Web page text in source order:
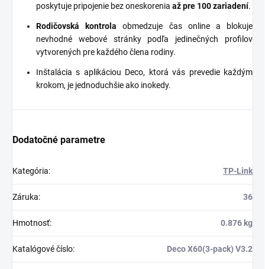
poskytuje pripojenie bez oneskorenia až pre 100 zariadení.
Rodičovská kontrolaobmedzuje čas online a blokuje
nevhodné webové stránky podľa jedinečných profilov
vytvorených pre každého člena rodiny.
Inštalácia s aplikáciou Deco, ktorá vás prevedie každým
krokom, je jednoduchšie ako inokedy.
Dodatočné parametre
Kategória: TP-Link
Záruka: 36
Hmotnosť: 0.876 kg
Katalógové číslo: Deco X60(3-pack) V3.2